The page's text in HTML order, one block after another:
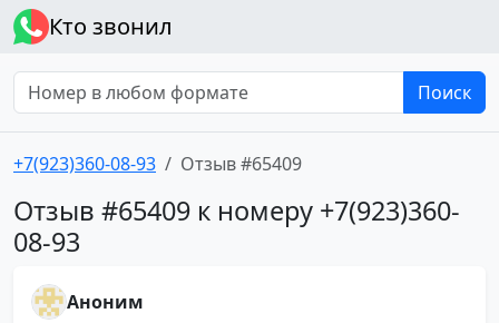
Кто звонил
Поиск
+7(923)360-08-93 Отзыв #65409
Отзыв #65409 к номеру +7(923)360-
08-93
Аноним